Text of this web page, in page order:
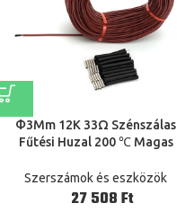
Φ3Mm 12K 33Ω Szénszálas
Fűtési Huzal 200 ℃ Magas
Infravörös Szilikon Gumi Meleg
Padlófűtés Kábel100/50/30/20M
Szerszámok és eszközök
Ft